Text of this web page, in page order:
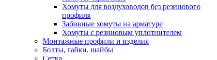
Хомуты для воздуховодов без резинового
профиля
Забивные хомуты на арматуре
Хомуты с резиновым уплотнителем
Монтажные профили и изделия
Болты, гайки, шайбы
Сетка